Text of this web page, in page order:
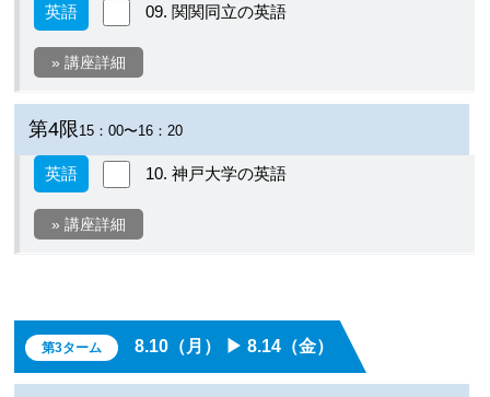
英語 09. 関関同立の英語
» 講座詳細
第4限 15：00〜16：20
英語 10. 神戸大学の英語
» 講座詳細
第3ターム 8.10（月） ▶︎ 8.14（金）